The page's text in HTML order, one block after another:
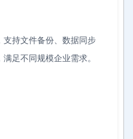
支持文件备份、数据同步
足不同规模企业需求。